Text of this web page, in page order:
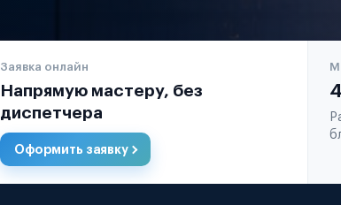
Заявка онлайн
Напрямую мастеру, без
диспетчера
Оформить заявку